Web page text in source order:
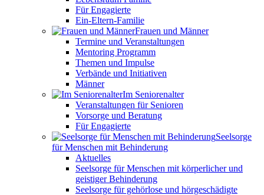
Für Engagierte
Ein-Eltern-Familie
Frauen und Männer
Termine und Veranstaltungen
Mentoring Programm
Themen und Impulse
Verbände und Initiativen
Männer
Im Seniorenalter
Veranstaltungen für Senioren
Vorsorge und Beratung
Für Engagierte
Seelsorge
für Menschen mit Behinderung
Aktuelles
Seelsorge für Menschen mit körperlicher und
geistiger Behinderung
Seelsorge für gehörlose und hörgeschädigte